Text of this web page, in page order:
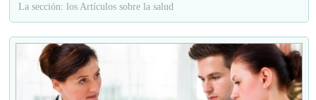
La sección: los Artículos sobre la salud